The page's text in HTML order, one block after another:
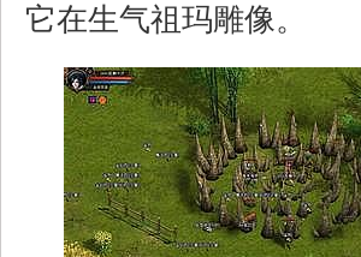
它在生气祖玛雕像。